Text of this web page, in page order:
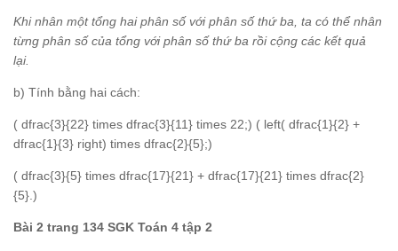
Khi nhân một tổng hai phân số với phân số thứ ba, ta có thể nhân
từng phân số của tổng với phân số thứ ba rồi cộng các kết quả
lại.
b) Tính bằng hai cách:
( dfrac{3}{22} times dfrac{3}{11} times 22;) ( left( dfrac{1}{2} +
dfrac{1}{3} right) times dfrac{2}{5};)
( dfrac{3}{5} times dfrac{17}{21} + dfrac{17}{21} times dfrac{2}
{5}.)
Bài 2 trang 134 SGK Toán 4 tập 2